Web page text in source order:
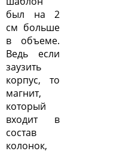
был на 2
см больше
в объеме.
Ведь если
заузить
корпус, то
магнит,
который
входит в
состав
колонок,